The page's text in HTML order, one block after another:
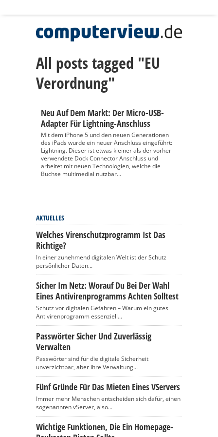
All posts tagged "EU
Verordnung"
Neu Auf Dem Markt: Der Micro-USB-
Adapter Für Lightning-Anschluss
Mit dem iPhone 5 und den neuen Generationen
des iPads wurde ein neuer Anschluss eingeführt:
Lightning. Dieser ist etwas kleiner als der vorher
verwendete Dock Connector Anschluss und
arbeitet mit neuen Technologien, welche die
Buchse multimedial nutzbar...
AKTUELLES
Welches Virenschutzprogramm Ist Das
Richtige?
In einer zunehmend digitalen Welt ist der Schutz
persönlicher Daten...
Sicher Im Netz: Worauf Du Bei Der Wahl
Eines Antivirenprogramms Achten Solltest
Schutz vor digitalen Gefahren – Warum ein gutes
Antivirenprogramm essenziell...
Passwörter Sicher Und Zuverlässig
Verwalten
Passwörter sind für die digitale Sicherheit
unverzichtbar, aber ihre Verwaltung...
Fünf Gründe Für Das Mieten Eines VServers
Immer mehr Menschen entscheiden sich dafür, einen
sogenannten vServer, also...
Wichtige Funktionen, Die Ein Homepage-